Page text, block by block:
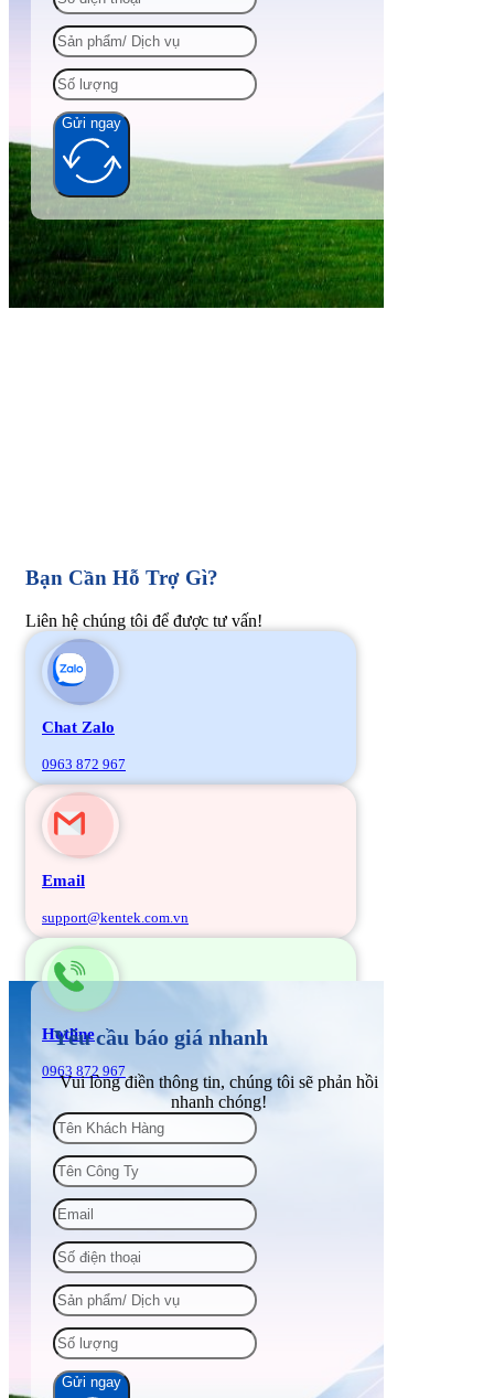
Gửi ngay
Bạn Cần Hỗ Trợ Gì?
Liên hệ chúng tôi để được tư vấn!
Chat Zalo
0963 872 967
Email
support@kentek.com.vn
Hotline
0963 872 967
Yêu cầu báo giá nhanh
Vui lòng điền thông tin, chúng tôi sẽ phản hồi
nhanh chóng!
Gửi ngay